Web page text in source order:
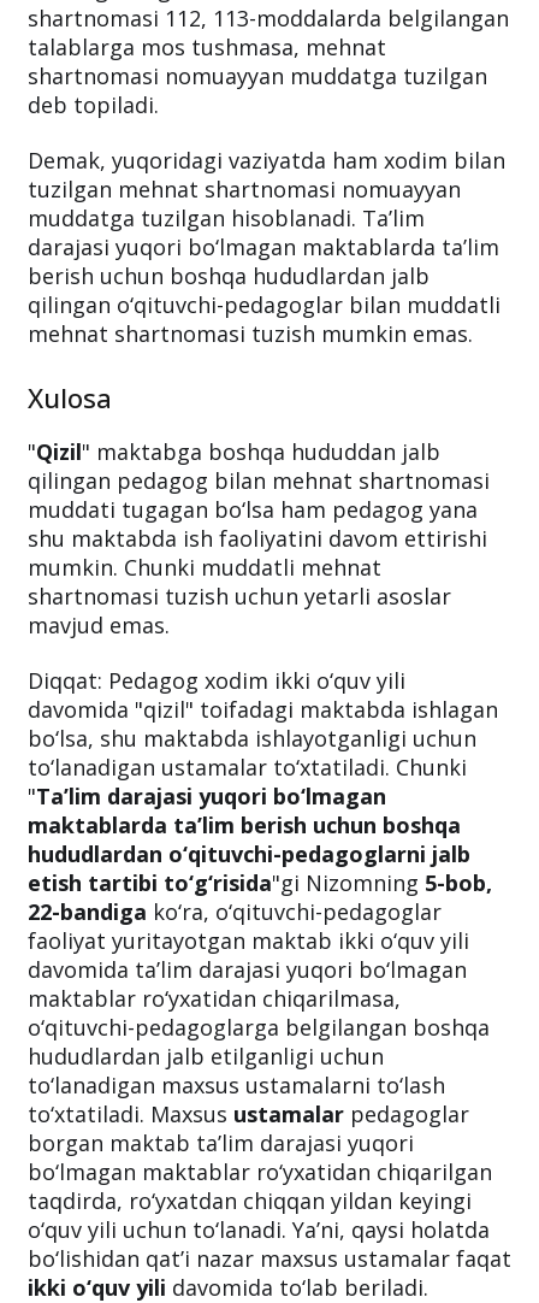
shartnomasi 112, 113-moddalarda belgilangan
talablarga mos tushmasa, mehnat
shartnomasi nomuayyan muddatga tuzilgan
deb topiladi.
Demak, yuqoridagi vaziyatda ham xodim bilan
tuzilgan mehnat shartnomasi nomuayyan
muddatga tuzilgan hisoblanadi. Ta’lim
darajasi yuqori bo‘lmagan maktablarda ta’lim
berish uchun boshqa hududlardan jalb
qilingan o‘qituvchi-pedagoglar bilan muddatli
mehnat shartnomasi tuzish mumkin emas.
Xulosa
"Qizil" maktabga boshqa hududdan jalb
qilingan pedagog bilan mehnat shartnomasi
muddati tugagan bo‘lsa ham pedagog yana
shu maktabda ish faoliyatini davom ettirishi
mumkin. Chunki muddatli mehnat
shartnomasi tuzish uchun yetarli asoslar
mavjud emas.
Diqqat: Pedagog xodim ikki o‘quv yili
davomida "qizil" toifadagi maktabda ishlagan
bo‘lsa, shu maktabda ishlayotganligi uchun
to‘lanadigan ustamalar to‘xtatiladi. Chunki
"Ta’lim darajasi yuqori bo‘lmagan
maktablarda ta’lim berish uchun boshqa
hududlardan o‘qituvchi-pedagoglarni jalb
etish tartibi to‘g‘risida"gi Nizomning 5-bob,
22-bandiga ko‘ra, o‘qituvchi-pedagoglar
faoliyat yuritayotgan maktab ikki o‘quv yili
davomida ta’lim darajasi yuqori bo‘lmagan
maktablar ro‘yxatidan chiqarilmasa,
o‘qituvchi-pedagoglarga belgilangan boshqa
hududlardan jalb etilganligi uchun
to‘lanadigan maxsus ustamalarni to‘lash
to‘xtatiladi. Maxsus ustamalar pedagoglar
borgan maktab ta’lim darajasi yuqori
bo‘lmagan maktablar ro‘yxatidan chiqarilgan
taqdirda, ro‘yxatdan chiqqan yildan keyingi
o‘quv yili uchun to‘lanadi. Ya’ni, qaysi holatda
bo‘lishidan qat’i nazar maxsus ustamalar faqat
ikki o‘quv yili davomida to‘lab beriladi.